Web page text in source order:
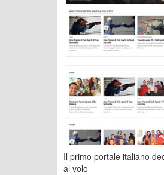
Il primo portale italiano
al volo